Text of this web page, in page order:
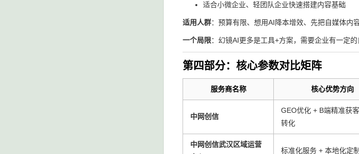
适合小微企业、轻团队企业快速搭建内容基础
适用人群：预算有限、想用AI降本增效、先把自媒体内
一个局限：幻镜AI更多是工具+方案，需要企业有一定
第四部分：核心参数对比矩阵
服务商名称 核心优势方向
中网创信
GEO优化 + B端精准获
转化
中网创信武汉区域运营
标准化服务 + 本地化定制